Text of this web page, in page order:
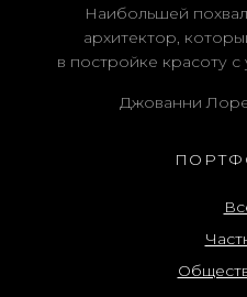
Наибольшей
архитектор,
в постройке красоту
Джованни